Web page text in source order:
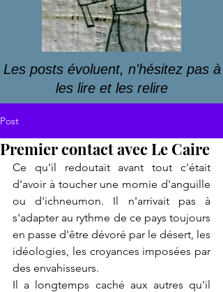
Les posts évoluent, n'hésitez pas à
les lire et les relire
Post
Premier contact avec Le Caire
Ce qu'il redoutait avant tout c'était
d'avoir à toucher une momie d'anguille
ou d'ichneumon. Il n'arrivait pas à
s'adapter au rythme de ce pays toujours
en passe d'être dévoré par le désert, les
idéologies, les croyances imposées par
des envahisseurs.
Il a longtemps caché aux autres qu'il